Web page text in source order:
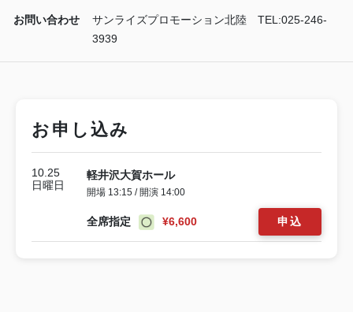
お問い合わせ
サンライズプロモーション北陸 TEL:025-246-
3939
お申し込み
10.25
日曜日
軽井沢大賀ホール
開場 13:15 / 開演 14:00
全席指定 ¥6,600 申込